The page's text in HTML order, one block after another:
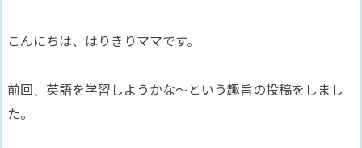
こんにちは、はりきりママです。
前回、英語を学習しようかな〜という趣旨の投稿をしまし
た。